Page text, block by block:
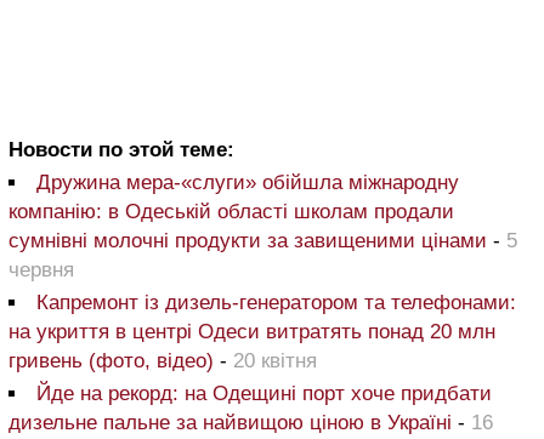
Новости по этой теме:
Дружина мера-«слуги» обійшла міжнародну
компанію: в Одеській області школам продали
сумнівні молочні продукти за завищеними цінами - 5
червня
Капремонт із дизель-генератором та телефонами:
на укриття в центрі Одеси витратять понад 20 млн
гривень (фото, відео) - 20 квітня
Йде на рекорд: на Одещині порт хоче придбати
дизельне пальне за найвищою ціною в Україні - 16